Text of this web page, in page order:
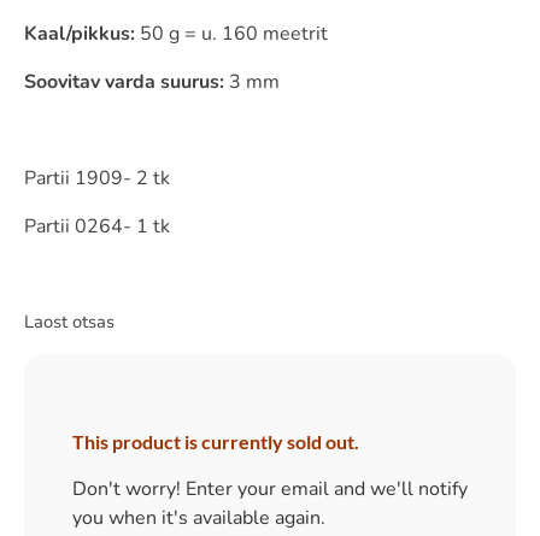
Kaal/pikkus: 50 g = u. 160 meetrit
Soovitav varda suurus: 3 mm
Partii 1909- 2 tk
Partii 0264- 1 tk
Laost otsas
This product is currently sold out.
Don't worry! Enter your email and we'll notify
you when it's available again.